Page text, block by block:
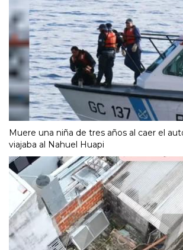
Muere una niña de tres años al caer el
viajaba al Nahuel Huapi